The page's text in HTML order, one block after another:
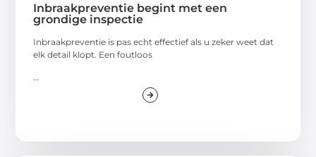
Inbraakpreventie begint met een
grondige inspectie
Inbraakpreventie is pas echt effectief als u zeker weet dat
elk detail klopt. Een foutloos
...